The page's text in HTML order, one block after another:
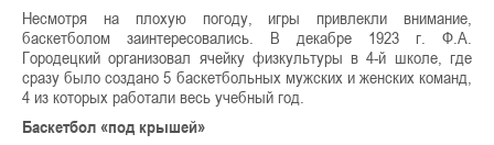
Несмотря на плохую погоду, игры привлекли внимание,
баскетболом заинтересовались. В декабре 1923 г. Ф.А.
Городецкий организовал ячейку физкультуры в 4-й школе, где
сразу было создано 5 баскетбольных мужских и женских команд,
4 из которых работали весь учебный год.
Баскетбол «под крышей»